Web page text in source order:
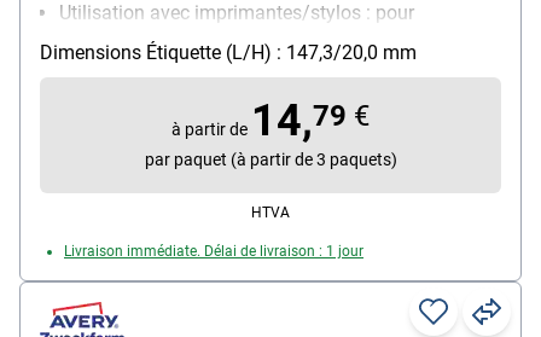
Utilisation avec imprimantes/stylos : pour
imprimantes jet d'encre (N/B), laser (N/B et couleur)
et photocopieuses (N/B)
Particularités : décollable sans laisser de traces
Type d'adhérence : adhésif et redécollable
Avec aide de séparation : Non
Dimensions Étiquette (L/H) : 147,3/20,0 mm
à partir de 14,79 €
par paquet (à partir de 3 paquets)
HTVA
Livraison immédiate. Délai de livraison : 1 jour